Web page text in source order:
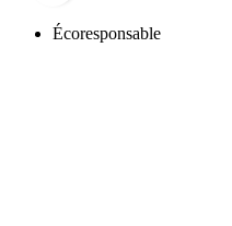
Écoresponsable